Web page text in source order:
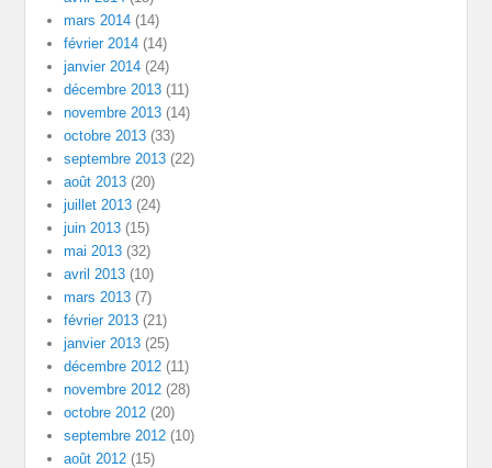
mars 2014 (14)
février 2014 (14)
janvier 2014 (24)
décembre 2013 (11)
novembre 2013 (14)
octobre 2013 (33)
septembre 2013 (22)
août 2013 (20)
juillet 2013 (24)
juin 2013 (15)
mai 2013 (32)
avril 2013 (10)
mars 2013 (7)
février 2013 (21)
janvier 2013 (25)
décembre 2012 (11)
novembre 2012 (28)
octobre 2012 (20)
septembre 2012 (10)
août 2012 (15)